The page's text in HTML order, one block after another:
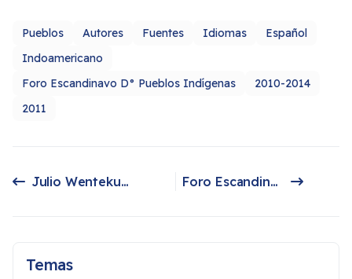
Pueblos Autores Fuentes Idiomas
Español
Indoamericano
Foro Escandinavo D° Pueblos Indígenas
2010-2014
2011
Julio Wentekura Llankaleo
Artículo siguiente: Foro Escandinavo por los Derechos de los Pueblos Indígenas
Foro Escandinavo por los Derechos de los Pueblos Indígenas
Temas